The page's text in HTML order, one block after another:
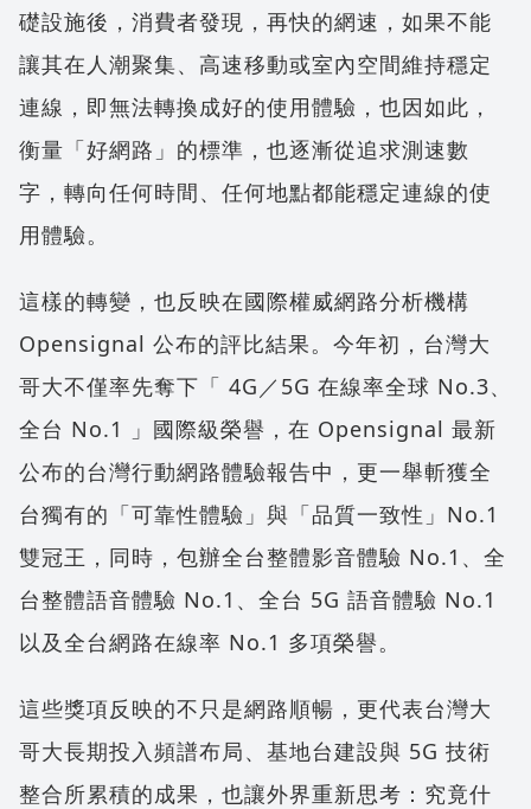
礎設施後，消費者發現，再快的網速，如果不能
讓其在人潮聚集、高速移動或室內空間維持穩定
連線，即無法轉換成好的使用體驗，也因如此，
衡量「好網路」的標準，也逐漸從追求測速數
字，轉向任何時間、任何地點都能穩定連線的使
用體驗。
這樣的轉變，也反映在國際權威網路分析機構
Opensignal 公布的評比結果。今年初，台灣大
哥大不僅率先奪下「 4G／5G 在線率全球 No.3、
全台 No.1 」國際級榮譽，在 Opensignal 最新
公布的台灣行動網路體驗報告中，更一舉斬獲全
台獨有的「可靠性體驗」與「品質一致性」No.1
雙冠王，同時，包辦全台整體影音體驗 No.1、全
台整體語音體驗 No.1、全台 5G 語音體驗 No.1
以及全台網路在線率 No.1 多項榮譽。
這些獎項反映的不只是網路順暢，更代表台灣大
哥大長期投入頻譜布局、基地台建設與 5G 技術
整合所累積的成果，也讓外界重新思考：究竟什